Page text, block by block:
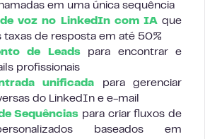
em uma única sequência
de voz no LinkedIn com IAque
taxas de resposta em até 50%
de Leadspara encontrar e
profissionais
unificada para gerenciar
do LinkedIn e e-mail
Sequências para criar fluxos de
baseados em